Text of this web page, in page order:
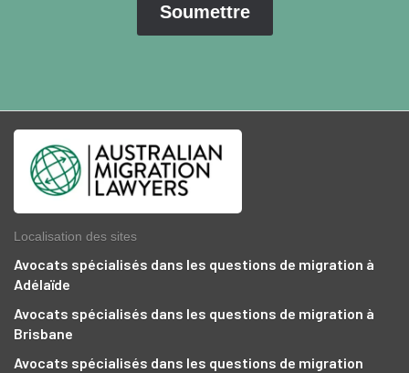
Localisation des sites
Avocats spécialisés dans les questions de migration à
Adélaïde
Avocats spécialisés dans les questions de migration à
Brisbane
Avocats spécialisés dans les questions de migration